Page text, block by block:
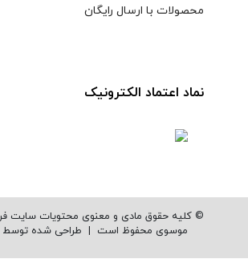
محصولات با ارسال رایگان
نماد اعتماد الکترونیک
© کلیه حقوق مادی و معنوی محتویات سایت
موسوی محفوظ است | طراحی شده توسط